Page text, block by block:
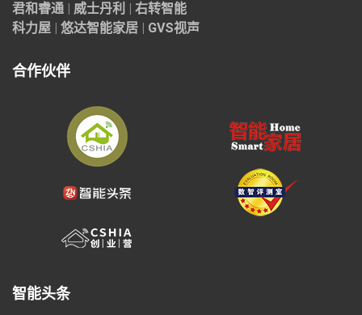
君和睿通
威士丹利
右转智能
科力屋
悠达智能家居 GVS视声
合作伙伴
智能头条